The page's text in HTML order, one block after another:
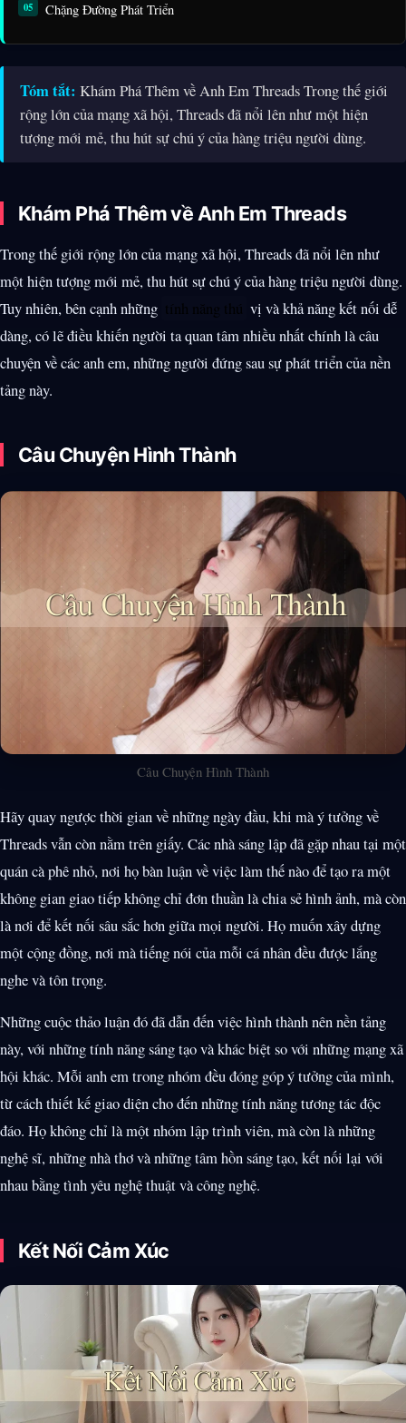
Chặng Đường Phát Triển
Tóm tắt: Khám Phá Thêm về Anh Em Threads Trong thế giới
rộng lớn của mạng xã hội, Threads đã nổi lên như một hiện
tượng mới mẻ, thu hút sự chú ý của hàng triệu người dùng.
Khám Phá Thêm về Anh Em Threads
Trong thế giới rộng lớn của mạng xã hội, Threads đã nổi lên như
một hiện tượng mới mẻ, thu hút sự chú ý của hàng triệu người dùng.
Tuy nhiên, bên cạnh những tính năng thú vị và khả năng kết nối dễ
dàng, có lẽ điều khiến người ta quan tâm nhiều nhất chính là câu
chuyện về các anh em, những người đứng sau sự phát triển của nền
tảng này.
Câu Chuyện Hình Thành
Câu Chuyện Hình Thành
Hãy quay ngược thời gian về những ngày đầu, khi mà ý tưởng về
Threads vẫn còn nằm trên giấy. Các nhà sáng lập đã gặp nhau tại một
quán cà phê nhỏ, nơi họ bàn luận về việc làm thế nào để tạo ra một
không gian giao tiếp không chỉ đơn thuần là chia sẻ hình ảnh, mà còn
là nơi để kết nối sâu sắc hơn giữa mọi người. Họ muốn xây dựng
một cộng đồng, nơi mà tiếng nói của mỗi cá nhân đều được lắng
nghe và tôn trọng.
Những cuộc thảo luận đó đã dẫn đến việc hình thành nên nền tảng
này, với những tính năng sáng tạo và khác biệt so với những mạng xã
hội khác. Mỗi anh em trong nhóm đều đóng góp ý tưởng của mình,
từ cách thiết kế giao diện cho đến những tính năng tương tác độc
đáo. Họ không chỉ là một nhóm lập trình viên, mà còn là những
nghệ sĩ, những nhà thơ và những tâm hồn sáng tạo, kết nối lại với
nhau bằng tình yêu nghệ thuật và công nghệ.
Kết Nối Cảm Xúc